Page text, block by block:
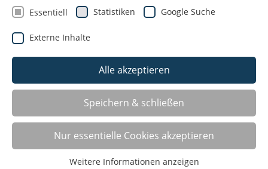
KSB Wesel ehrt engagierte Ehrenamtliche
in Rheinberg
Essentiell Statistiken Google Suche
Externe Inhalte
Alle akzeptieren
Speichern & schließen
Nur essentielle Cookies akzeptieren
Weitere Informationen anzeigen